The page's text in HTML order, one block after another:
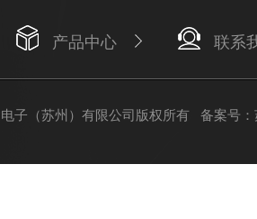
产品中心 联系
子（苏州）有限公司版权所有 备案号：